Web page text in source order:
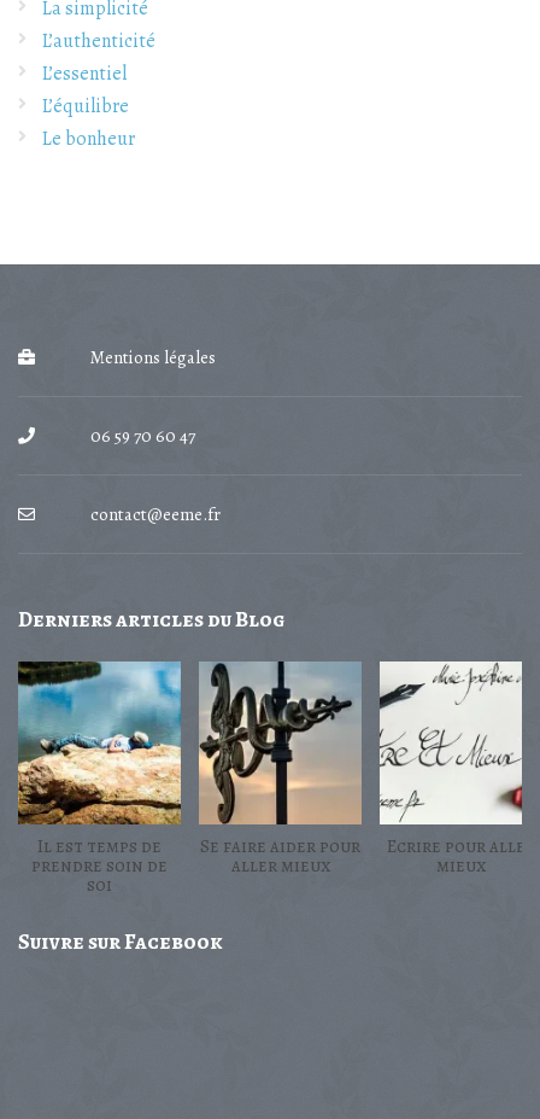
La simplicité
L’authenticité
L’essentiel
L’équilibre
Le bonheur
Mentions légales
06 59 70 60 47
contact@eeme.fr
Derniersarticles du Blog
Il est temps de
prendre soin de
soi
Se faire aider pour
aller mieux
Ecrire pour aller
mieux
Suivresur Facebook